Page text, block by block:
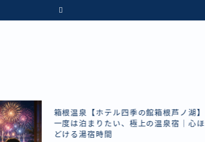
箱根温泉【ホテル四季の館箱根芦ノ湖】
一度は泊まりたい、極上の温泉宿｜心ほ
どける湯宿時間